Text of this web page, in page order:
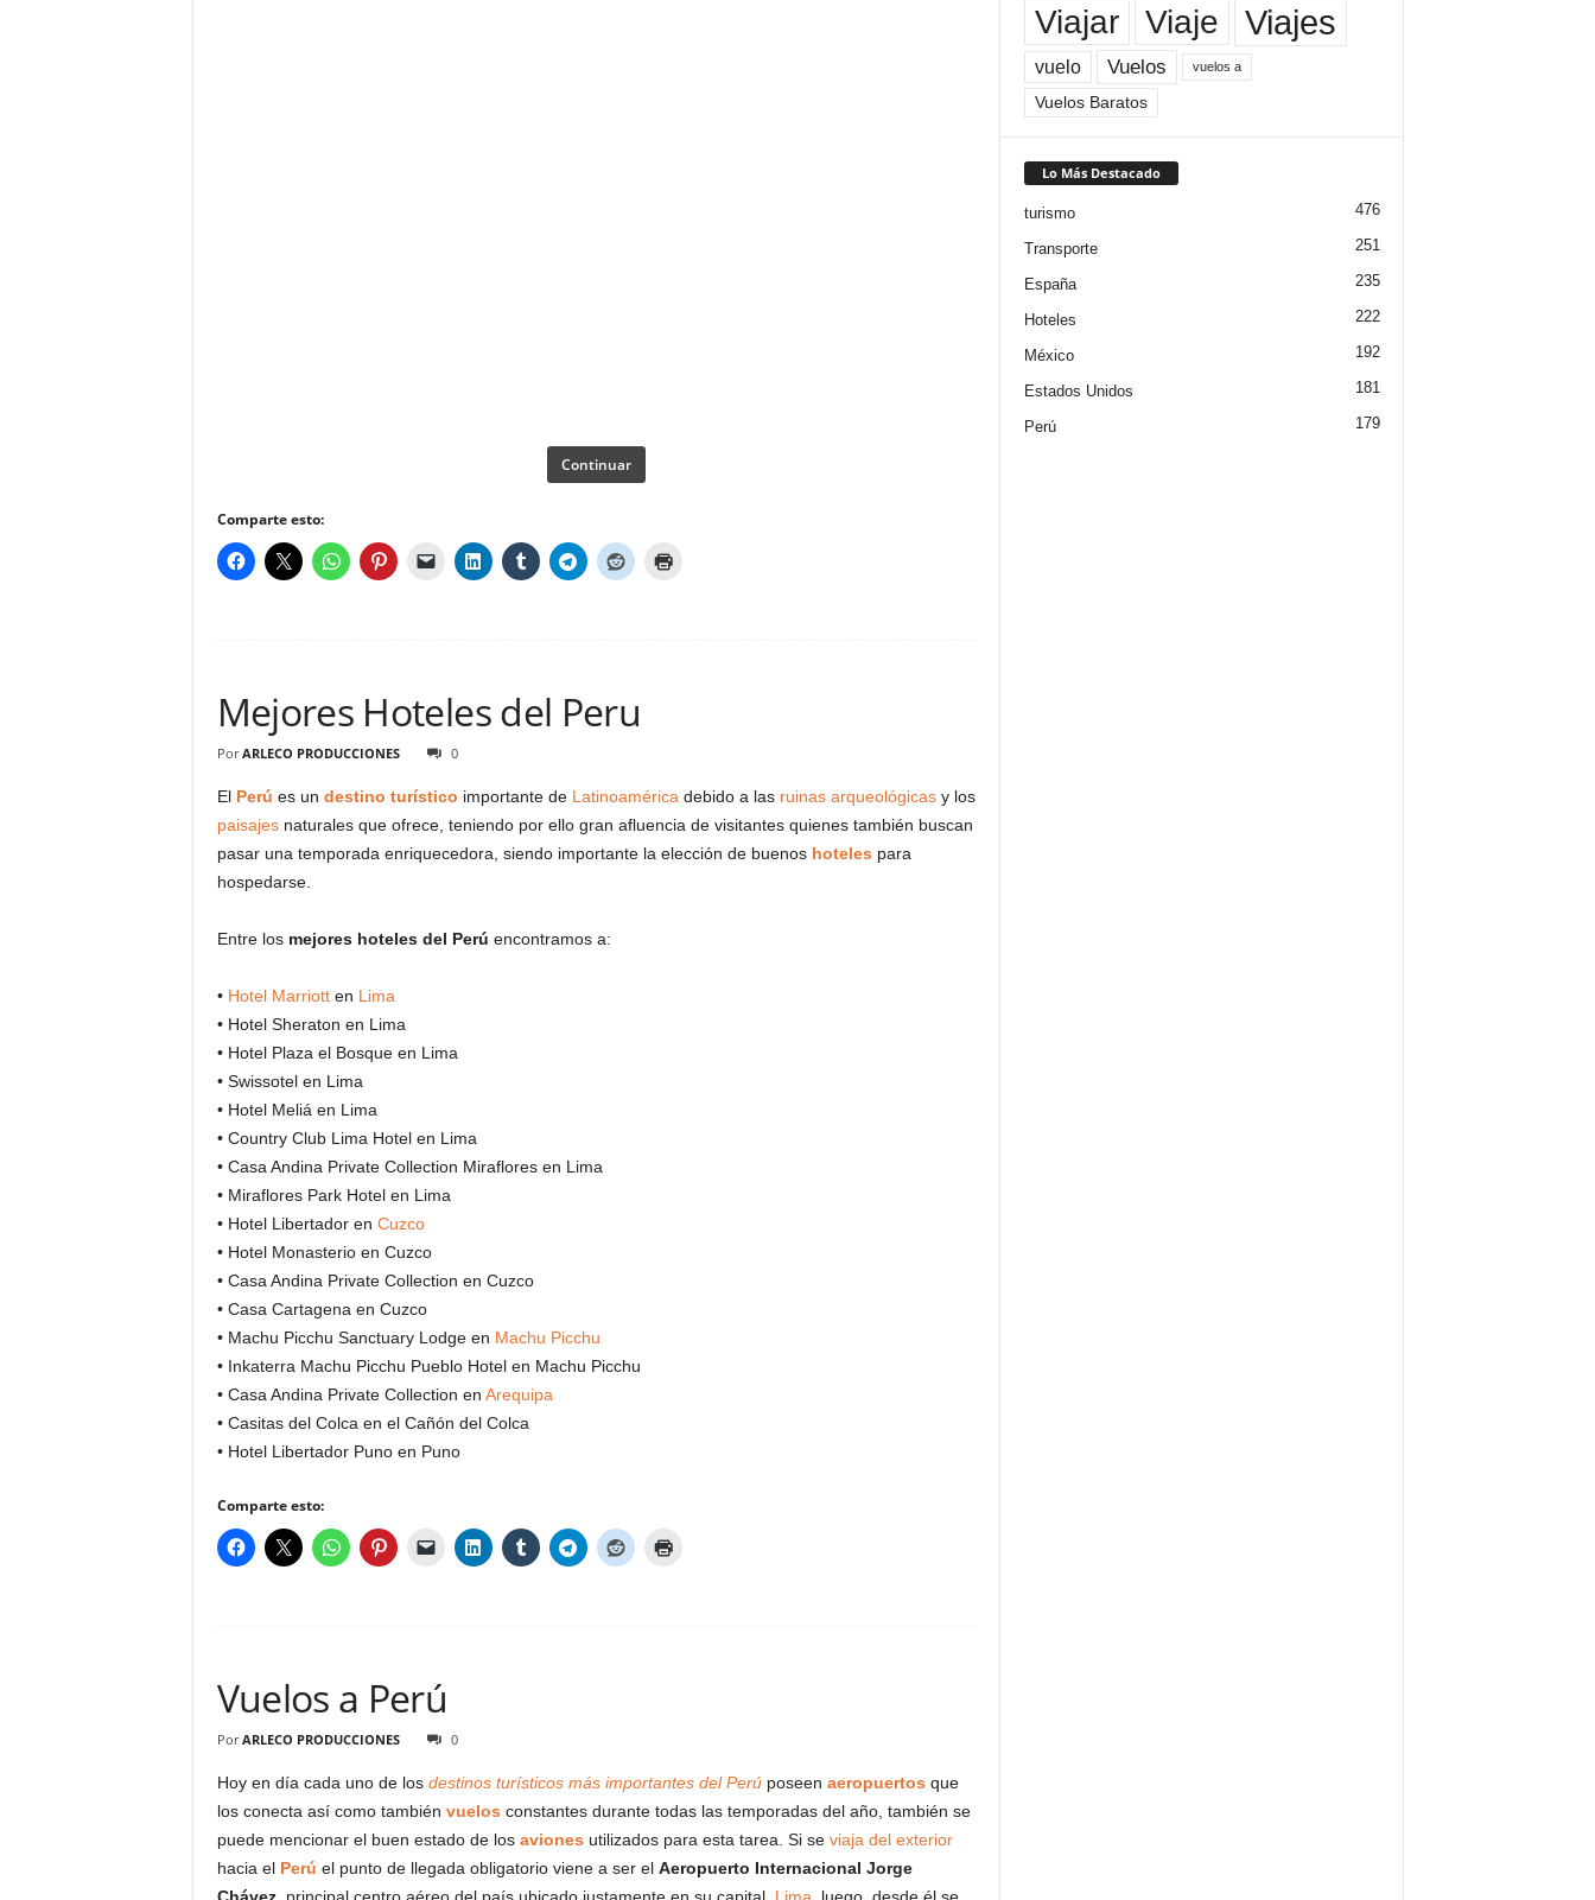
Continuar
Comparte esto:
Mejores Hoteles del Peru
Por ARLECO PRODUCCIONES 0
El Perú es un destino turístico importante de Latinoamérica debido a las ruinas arqueológicasy los
paisajesnaturales que ofrece, teniendo por ello gran afluencia de visitantes quienes también buscan
pasar una temporada enriquecedora, siendo importante la elección de buenos hoteles para
hospedarse.
Entre los mejores hoteles del Perú encontramos a:
• Hotel Marriotten Lima
• Hotel Sheraton en Lima
• Hotel Plaza el Bosque en Lima
• Swissotel en Lima
• Hotel Meliá en Lima
• Country Club Lima Hotel en Lima
• Casa Andina Private Collection Miraflores en Lima
• Miraflores Park Hotel en Lima
• Hotel Libertador en Cuzco
• Hotel Monasterio en Cuzco
• Casa Andina Private Collection en Cuzco
• Casa Cartagena en Cuzco
• Machu Picchu Sanctuary Lodge en Machu Picchu
• Inkaterra Machu Picchu Pueblo Hotel en Machu Picchu
• Casa Andina Private Collection en Arequipa
• Casitas del Colca en el Cañón del Colca
• Hotel Libertador Puno en Puno
Comparte esto:
Vuelos a Perú
Por ARLECO PRODUCCIONES 0
Hoy en día cada uno de los destinos turísticos más importantes del Perúposeen aeropuertos que
los conecta así como también vuelos constantes durante todas las temporadas del año, también se
puede mencionar el buen estado de los aviones utilizados para esta tarea. Si se viaja del exterior
hacia el Perú el punto de llegada obligatorio viene a ser el Aeropuerto Internacional Jorge
Viajar Viaje Viajes
vuelo Vuelos vuelos a
Vuelos Baratos
Lo Más Destacado
turismo 476
Transporte 251
España 235
Hoteles 222
México 192
Estados Unidos 181
Perú 179